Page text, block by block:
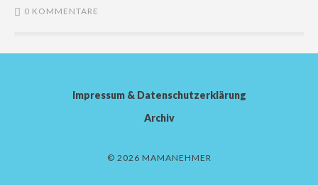
0 KOMMENTARE
Impressum & Datenschutzerklärung
Archiv
© 2026 MAMANEHMER